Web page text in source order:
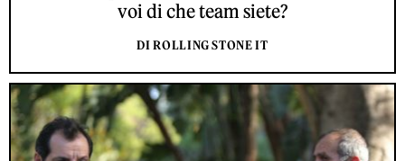
voi di che team siete?
DI ROLLING STONE IT